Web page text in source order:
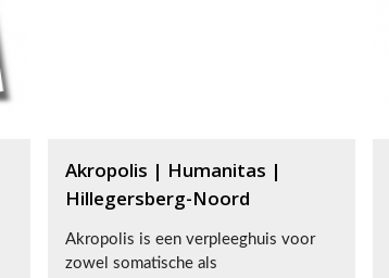
Akropolis | Humanitas |
Hillegersberg-Noord
Akropolis is een verpleeghuis voor
zowel somatische als